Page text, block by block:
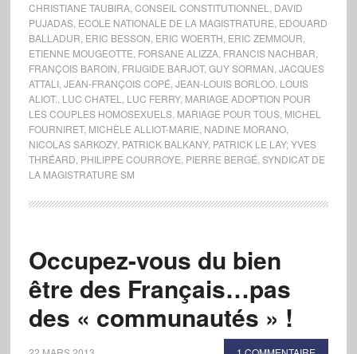
CHRISTIANE TAUBIRA, CONSEIL CONSTITUTIONNEL
DAVID
PUJADAS, ECOLE NATIONALE DE LA MAGISTRATURE EDOUARD
BALLADUR ERIC BESSON ERIC WOERTH ERIC ZEMMOUR
ETIENNE MOUGEOTTE FORSANE ALIZZA, FRANCIS NACHBAR
FRANÇOIS BAROIN FRIJGIDE BARJOT, GUY SORMAN JACQUES
ATTALI, JEAN-FRANÇOIS COPÉ JEAN-LOUIS BORLOO, LOUIS
ALIOT. LUC CHATEL LUC FERRY, MARIAGE ADOPTION POUR
LES COUPLES HOMOSEXUELS, MARIAGE POUR TOUS, MICHEL
FOURNIRET, MICHÈLE ALLIOT-MARIE NADINE MORANO,
NICOLAS SARKOZY, PATRICK BALKANY, PATRICK LE LAY; YVES
THRÉARD PHILIPPE COURROYE PIERRE BERGÉ SYNDICAT DE
LA MAGISTRATURE SM
Occupez-vous du bien
être des Français…pas
des « communautés » !